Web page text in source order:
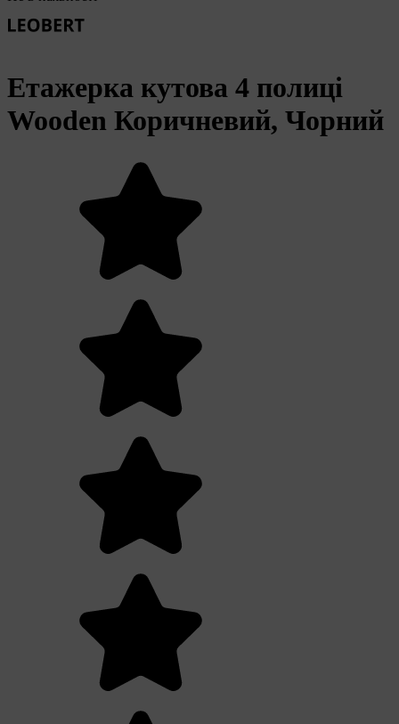
Етажерка кутова 4 полиці
Wooden Коричневий, Чорний